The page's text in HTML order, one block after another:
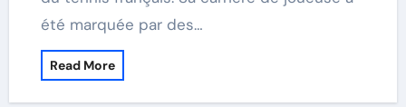
été marquée par des…
Read More